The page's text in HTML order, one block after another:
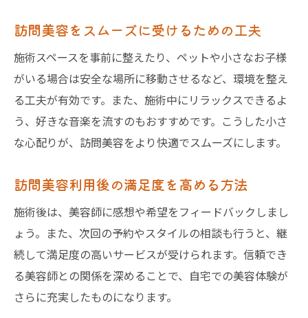
訪問美容をスムーズに受けるための工夫
施術スペースを事前に整えたり、ペットや小さなお子様
がいる場合は安全な場所に移動させるなど、環境を整え
る工夫が有効です。また、施術中にリラックスできるよ
う、好きな音楽を流すのもおすすめです。こうした小さ
な心配りが、訪問美容をより快適でスムーズにします。
訪問美容利用後の満足度を高める方法
施術後は、美容師に感想や希望をフィードバックしまし
ょう。また、次回の予約やスタイルの相談も行うと、継
続して満足度の高いサービスが受けられます。信頼でき
る美容師との関係を深めることで、自宅での美容体験が
さらに充実したものになります。